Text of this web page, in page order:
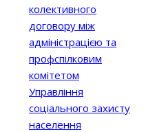
колективного
договору між
адміністрацією та
профспілковим
комітетом
Управління
соціального захисту
населення